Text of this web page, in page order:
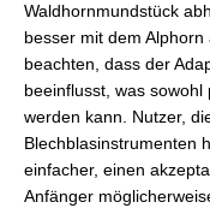
Waldhornmundstück
besser mit dem
beachten, dass der
beeinflusst, was
werden kann. Nutzer,
Blechblasinstrumenten
einfacher, einen
Anfänger